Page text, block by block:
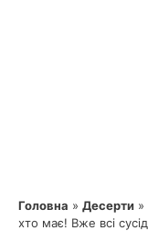
Головна » Десерти »
хто має! Вже всі